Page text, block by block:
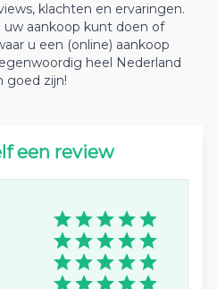
klachten en ervaringen.
aankoop kunt doen of
u een (online) aankoop
heel Nederland
goed zijn!
een review